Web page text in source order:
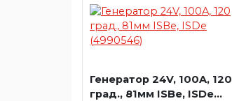
Генератор 24V, 100A, 120
град., 81мм ISBe, ISDe